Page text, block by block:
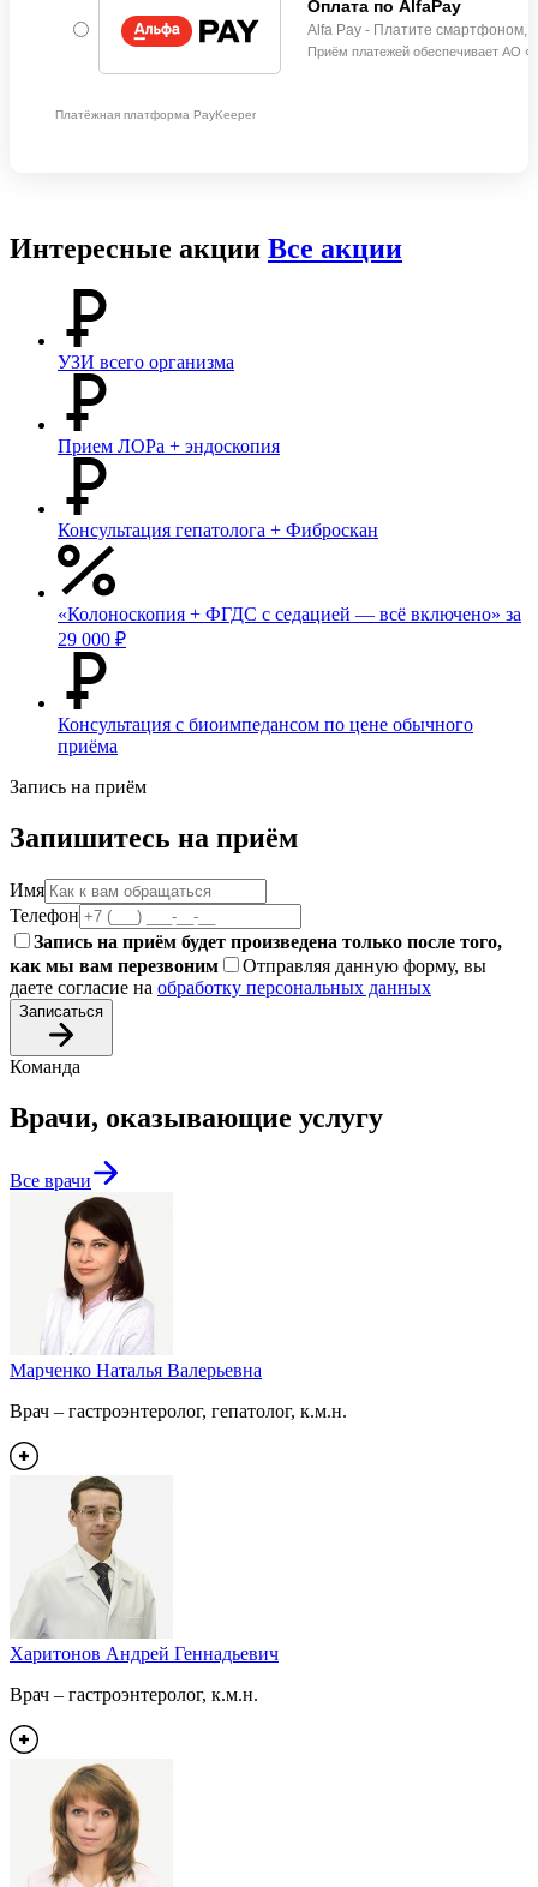
Интересные акции Все акции
УЗИ всего организма
Прием ЛОРа + эндоскопия
Консультация гепатолога + Фиброскан
«Колоноскопия + ФГДС с седацией — всё включено» за
29 000 ₽
Консультация с биоимпедансом по цене обычного
приёма
Запись на приём
Запишитесь на приём
Имя
Телефон
Запись на приём будет произведена только после того,
как мы вам перезвоним
Отправляя данную форму, вы
даете согласие на обработку персональных данных
Записаться
Команда
Врачи, оказывающие услугу
Все врачи
Марченко Наталья Валерьевна
Врач – гастроэнтеролог, гепатолог, к.м.н.
Харитонов Андрей Геннадьевич
Врач – гастроэнтеролог, к.м.н.